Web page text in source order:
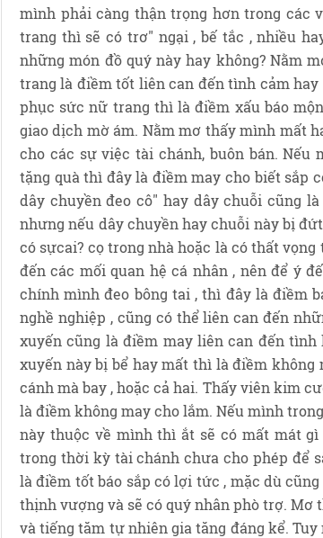
mình phải càng thận trọng hơn trong các
trang thì sẽ có trơ" ngại , bế tắc , nhiều
những món đồ quý này hay không? Nằm
trang là điềm tốt liên can đến tình cảm
phục sức nữ trang thì là điềm xấu báo
giao dịch mờ ám. Nằm mơ thấy mình mất
cho các sự việc tài chánh, buôn bán.
tặng quà thì đây là điềm may cho biết sắp
dây chuyền đeo cô" hay dây chuỗi cũng
nhưng nếu dây chuyền hay chuỗi này bị
có sựcai? cọ trong nhà hoặc là có thất
đến các mối quan hệ cá nhân , nên để ý
chính mình đeo bông tai , thì đây là điềm
nghề nghiệp , cũng có thể liên can đến
xuyến cũng là điềm may liên can đến
xuyến này bị bể hay mất thì là điềm không
cánh mà bay , hoặc cả hai. Thấy viên kim
là điềm không may cho lắm. Nếu mình
này thuộc về mình thì ắt sẽ có mất mát
trong thời kỳ tài chánh chưa cho phép để
là điềm tốt báo sắp có lợi tức , mặc dù
thịnh vượng và sẽ có quý nhân phò trợ.
và tiếng tăm tự nhiên gia tăng đáng kể.